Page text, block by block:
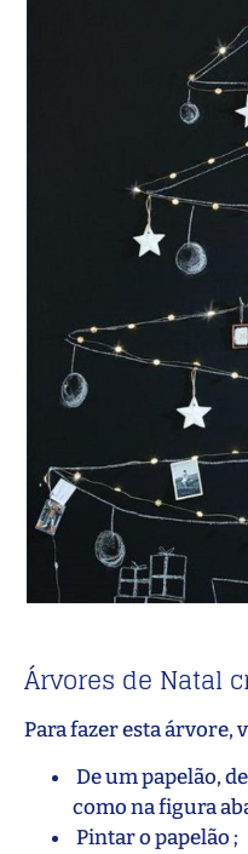
Árvores de Natal
Para fazer esta árvore,
De um papelão,
como na figura
Pintar o papelão ;